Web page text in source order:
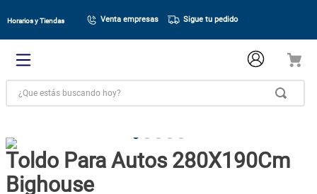
Horarios y Tiendas Venta empresas Sigue tu pedido
¿Que estás buscando hoy?
Toldo Para Autos 280X190Cm
Bighouse